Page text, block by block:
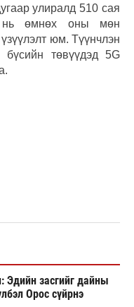
улиралд 510 сая
нь өмнөх оны мөн
юм. Түүнчлэн
бүсийн төвүүдэд 5G
Эдийн засгийг дайны
Орос сүйрнэ